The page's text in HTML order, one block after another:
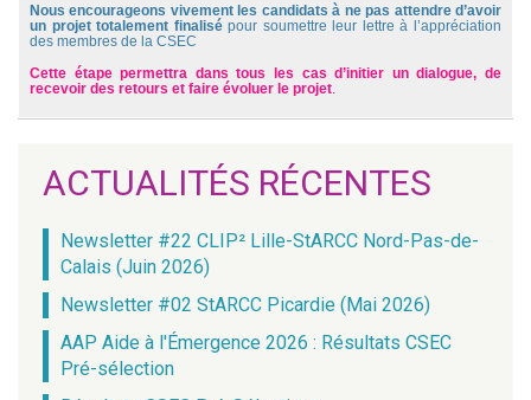
Nous encourageons vivement les candidats à ne pas attendre d’avoir
un projet totalement finalisépour soumettre leur lettre à l’appréciation
des membres de la CSEC
Cette étape permettra dans tous les cas d’initier un dialogue, de
recevoir des retours et faire évoluer le projet
ACTUALITÉS RÉCENTES
Newsletter #22 CLIP² Lille-StARCC Nord-Pas-de-
Calais (Juin 2026)
Newsletter #02 StARCC Picardie (Mai 2026)
AAP Aide à l'Émergence 2026 : Résultats CSEC
Pré-sélection